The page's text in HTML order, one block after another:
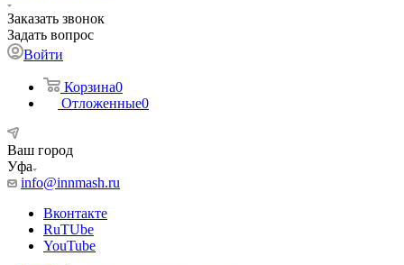
Заказать звонок
Задать вопрос
Войти
Корзина0
Отложенные0
Ваш город
Уфа
info@innmash.ru
Вконтакте
RuTUbe
YouTube